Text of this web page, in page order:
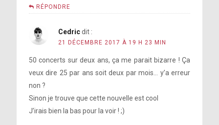
RÉPONDRE
Cedric dit :
21 DÉCEMBRE 2017 À 19 H 23 MIN
50 concerts sur deux ans, ça me parait bizarre ! Ça
veux dire 25 par ans soit deux par mois… y’a erreur
non ?
Sinon je trouve que cette nouvelle est cool
J’irais bien la bas pour la voir ! ;)